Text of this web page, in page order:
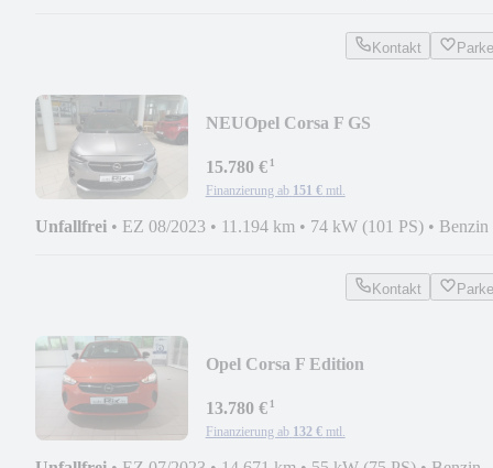
Kontakt
NEUOpel Corsa F GS
15.780 €¹
Finanzierung ab 151 € mtl.
Unfallfrei • EZ 08/2023 • 11.194 km • 74 kW (101 PS) • Benzin
Kontakt
Opel Corsa F Edition
13.780 €¹
Finanzierung ab 132 € mtl.